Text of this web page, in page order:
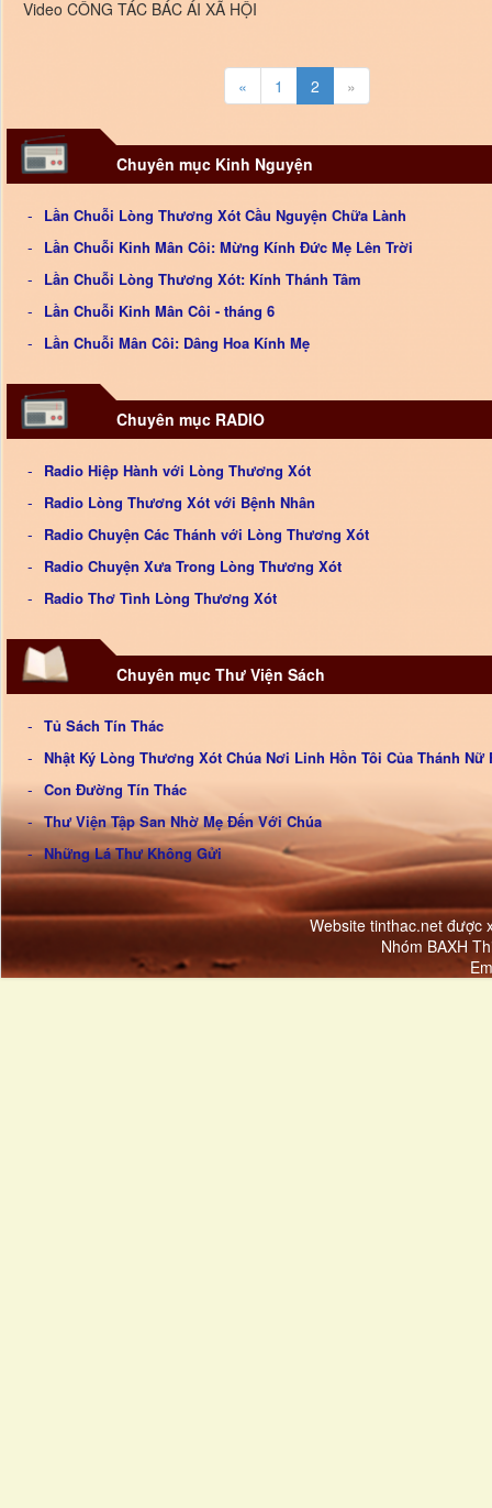
Video CÔNG TÁC BÁC ÁI XÃ HỘI
« 1 2 »
Chuyên mục Kinh Nguyện
Lần Chuỗi Lòng Thương Xót Cầu Nguyện Chữa Lành
Lần Chuỗi Kinh Mân Côi: Mừng Kính Đức Mẹ Lên Trời
Lần Chuỗi Lòng Thương Xót: Kính Thánh Tâm
Lần Chuỗi Kinh Mân Côi - tháng 6
Lần Chuỗi Mân Côi: Dâng Hoa Kính Mẹ
Chuyên mục RADIO
Radio Hiệp Hành với Lòng Thương Xót
Radio Lòng Thương Xót với Bệnh Nhân
Radio Chuyện Các Thánh với Lòng Thương Xót
Radio Chuyện Xưa Trong Lòng Thương Xót
Radio Thơ Tình Lòng Thương Xót
Chuyên mục Thư Viện Sách
Tủ Sách Tín Thác
Nhật Ký Lòng Thương Xót Chúa Nơi Linh Hồn Tôi Của Thánh Nữ
Con Đường Tín Thác
Thư Viện Tập San Nhờ Mẹ Đến Với Chúa
Những Lá Thư Không Gửi
Website tinthac.net được
Nhóm BAXH